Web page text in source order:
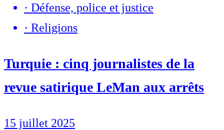
· Défense, police et justice
· Religions
Turquie : cinq journalistes de la
revue satirique LeMan aux arrêts
15 juillet 2025